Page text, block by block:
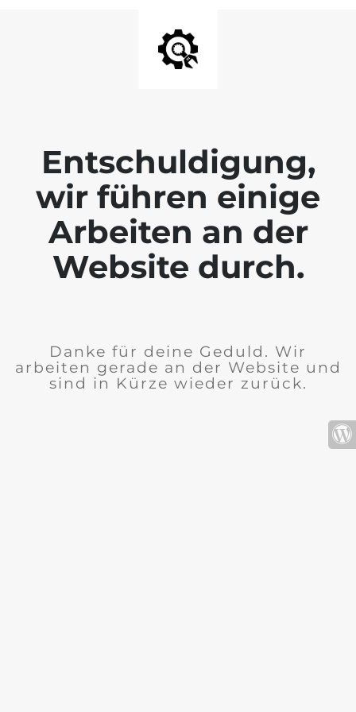
Entschuldigung,
wir führen einige
Arbeiten an der
Website durch.
Danke für deine Geduld. Wir
arbeiten gerade an der Website und
sind in Kürze wieder zurück.